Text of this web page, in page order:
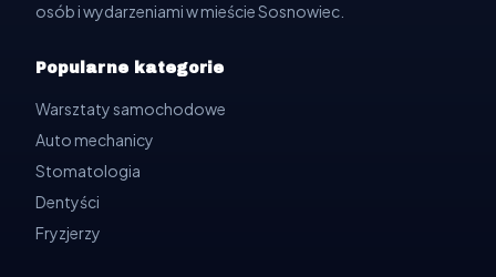
osób i wydarzeniami w mieście Sosnowiec.
Popularne kategorie
Warsztaty samochodowe
Auto mechanicy
Stomatologia
Dentyści
Fryzjerzy